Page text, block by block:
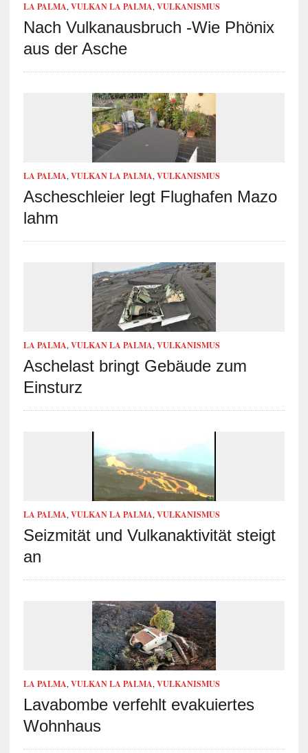
LA PALMA, VULKAN LA PALMA, VULKANISMUS
Nach Vulkanausbruch -Wie Phönix
aus der Asche
LA PALMA, VULKAN LA PALMA, VULKANISMUS
Ascheschleier legt Flughafen Mazo
lahm
LA PALMA, VULKAN LA PALMA, VULKANISMUS
Aschelast bringt Gebäude zum
Einsturz
LA PALMA,VULKAN LA PALMA,VULKANISMUS
Seizmität und Vulkanaktivität steigt
an
LA PALMA,VULKAN LA PALMA,VULKANISMUS
Lavabombe verfehlt evakuiertes
Wohnhaus